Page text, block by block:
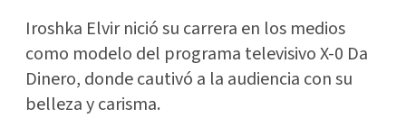
Iroshka Elvir nició su carrera en los medios
como modelo del programa televisivo X-0 Da
Dinero, donde cautivó a la audiencia con su
belleza y carisma.